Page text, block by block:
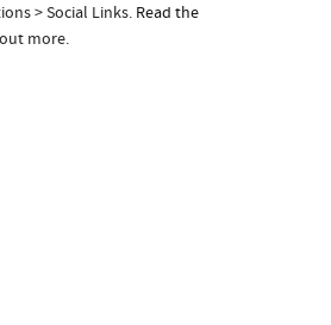
> Social Links. Read the
more.